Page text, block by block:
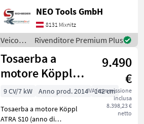
Schlegelmessern – extrem
effizientes Mulchen 24 PS
Loncin 764ccm Benzin 2
Zylinder – EU
NEO Tools GmbH
8131 Mixnitz
Veicoli
agricoli
a
motore
/
Sonstige
Rivenditore Premium Plus
Tosaerba a
motore Köppl
ATRA S10
9.490
€
IVA/commissione
inclusa
8.398,23 €
netto
9 CV/7 kW Anno prod. 2014
142 cm
Tosaerba a motore Köppl
ATRA S10 (anno di